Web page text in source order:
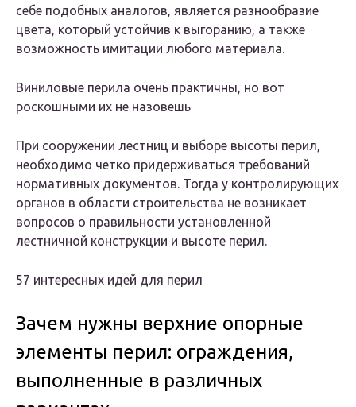
себе подобных аналогов, является разнообразие
цвета, который устойчив к выгоранию, а также
возможность имитации любого материала.
Виниловые перила очень практичны, но вот
роскошными их не назовешь
При сооружении лестниц и выборе высоты перил,
необходимо четко придерживаться требований
нормативных документов. Тогда у контролирующих
органов в области строительства не возникает
вопросов о правильности установленной
лестничной конструкции и высоте перил.
57 интересных идей для перил
Зачем нужны верхние опорные
элементы перил: ограждения,
выполненные в различных